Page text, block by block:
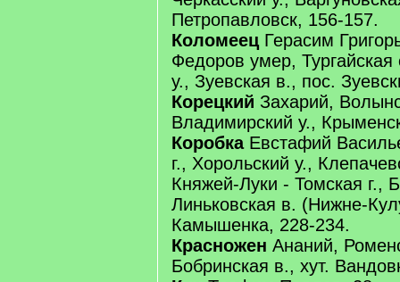
Петропавловск, 156-157.
Коломеец Герасим
Федоров умер, Тургайская
у., Зуевская в., пос.
Корецкий Захарий,
Владимирский у.,
КоробкаЕвстафий
г., Хорольский у.,
Княжей-Луки - Томская г.,
Линьковская в. (Нижне-
Камышенка, 228-234.
Красножен Ананий,
Бобринская в., хут.